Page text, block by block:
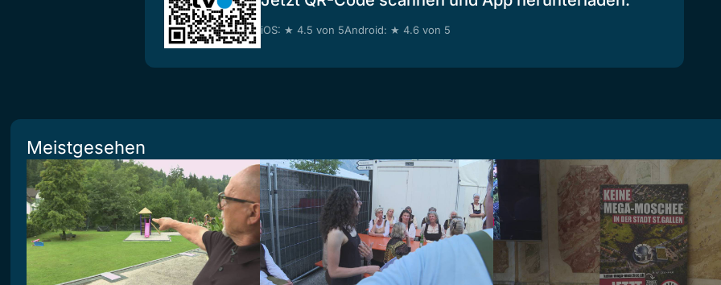
iOS: ★ 4.5 von 5Android: ★ 4.6 von 5
Meistgesehen